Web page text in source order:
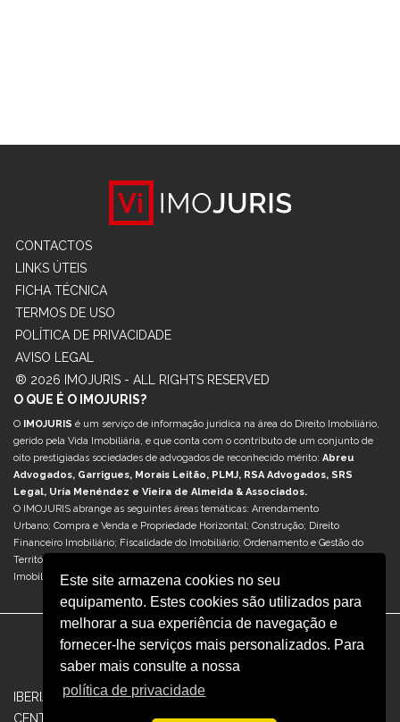
Este site armazena cookies no seu
equipamento. Estes cookies são utilizados para
melhorar a sua experiência de navegação e
fornecer-lhe serviços mais personalizados. Para
saber mais consulte a nossa
política de privacidade
CONTACTOS
LINKS ÚTEIS
FICHA TÉCNICA
TERMOS DE USO
POLÍTICA DE PRIVACIDADE
AVISO LEGAL
® 2026 IMOJURIS - ALL RIGHTS RESERVED
O QUE É O IMOJURIS?
O IMOJURIS é um serviço de informação jurídica na área do Direito Imobiliário,
gerido pela Vida Imobiliária, e que conta com o contributo de um conjunto de
oito prestigiadas sociedades de advogados de reconhecido mérito: Abreu
Advogados, Garrigues, Morais Leitão, PLMJ, RSA Advogados, SRS
Legal, Uría Menéndez e Vieira de Almeida & Associados.
O IMOJURIS abrange as seguintes áreas temáticas: Arrendamento
Urbano; Compra e Venda e Propriedade Horizontal; Construção; Direito
Financeiro Imobiliário; Fiscalidade do Imobiliário; Ordenamento e Gestão do
Território; Reabilitação Urbana; Retail & Centros Comerciais; Sociedades e M&A
Imobiliário; e Turismo & Hotelaria.
IBERIAN.PROPERTY|OBSERVATORIO INMOBILIARIO
CENTROS COMERCIALES|VIDA IMOBILIÁRIA